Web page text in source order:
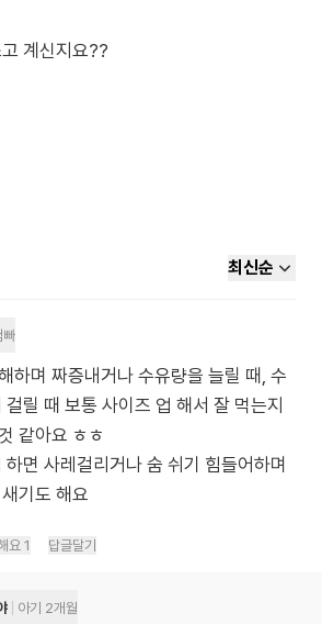
계신지요??
최신순
빠
하며 짜증내거나 수유량을 늘릴 때, 수
릴 때 보통 사이즈 업 해서 잘 먹는지
같아요 ㅎㅎ
면 사레걸리거나 숨 쉬기 힘들어하며
기도 해요
요 1 답글달기
아기 2개월